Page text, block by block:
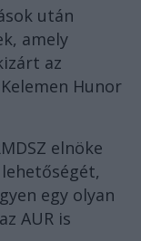
után
amely
az
Kelemen Hunor
elnöke
egy olyan
AUR is